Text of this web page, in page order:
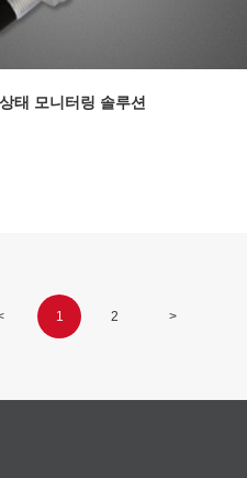
태 모니터링 솔루션
1 2 >